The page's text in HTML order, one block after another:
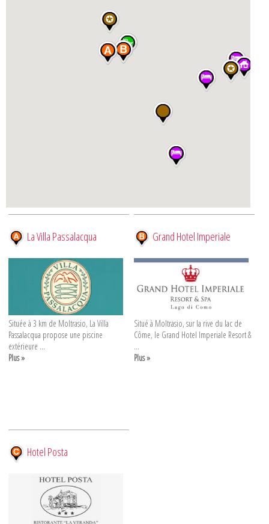
La Villa Passalacqua
Située à 3 km de Moltrasio, La Villa
Passalacqua propose une piscine
extérieure ...
Plus »
Grand Hotel Imperiale
Situé à Moltrasio, sur la rive du lac de
Côme, le Grand Hotel Imperiale Resort &
...
Plus »
Hotel Posta